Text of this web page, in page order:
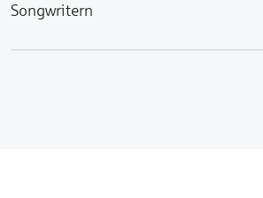
Songwritern